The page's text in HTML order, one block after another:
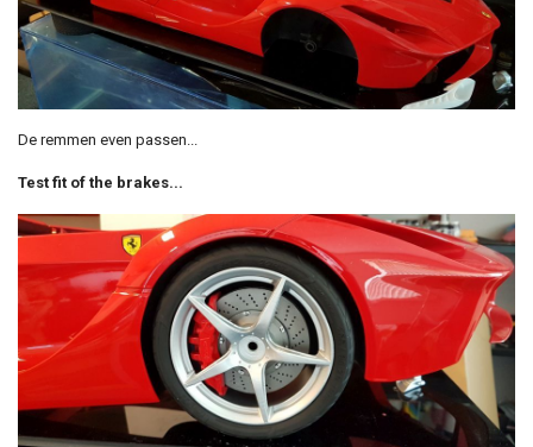
De remmen even passen...
Test fit of the brakes...